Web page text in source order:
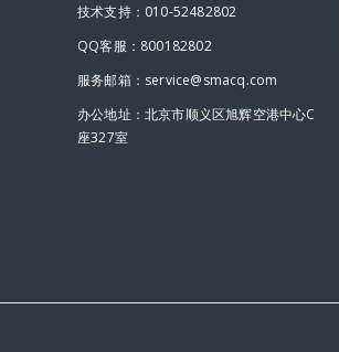
技术支持：010-52482802
QQ客服：800182802
服务邮箱：service@smacq.com
办公地址：北京市顺义区旭辉空港中心C
座327室